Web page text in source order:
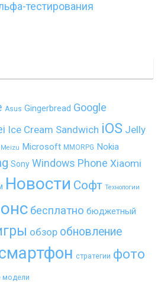
тестирования
Asus Gingerbread Google
Ice Cream Sandwich iOS Jelly
Meizu Microsoft MMORPG Nokia
Sony Windows Phone Xiaomi
Новости Софт Технологии
бесплатно бюджетный
обзор обновление
стратегии фото
модели